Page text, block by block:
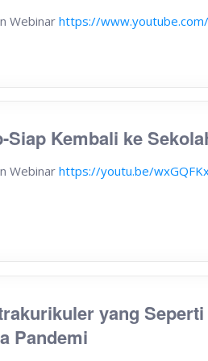
Webinar https://
Siap Kembali ke
Webinar https://youtu.be/
yang
Pandemi